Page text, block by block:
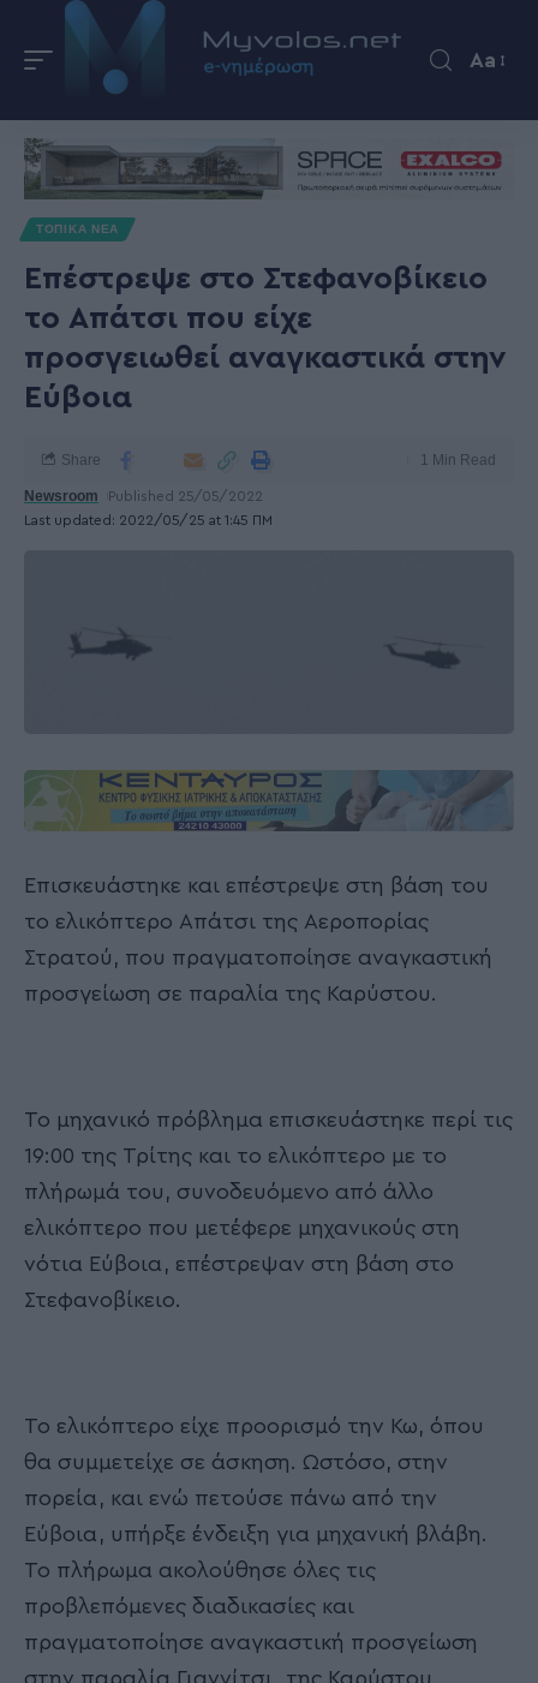
Aa
ΤΟΠΙΚΑ ΝΕΑ
Επέστρεψε στο Στεφανοβίκειο
το Απάτσι που είχε
προσγειωθεί αναγκαστικά στην
Εύβοια
Last updated: 2022/05/25 at 1:45 ΠΜ
Newsroom Published 25/05/2022
Share 1 Min Read
Επισκευάστηκε και επέστρεψε στη βάση του
το ελικόπτερο Απάτσι της Αεροπορίας
Στρατού, που πραγματοποίησε αναγκαστική
προσγείωση σε παραλία της Καρύστου.
Το μηχανικό πρόβλημα επισκευάστηκε περί τις
19:00 της Τρίτης και το ελικόπτερο με το
πλήρωμά του, συνοδευόμενο από άλλο
ελικόπτερο που μετέφερε μηχανικούς στη
νότια Εύβοια, επέστρεψαν στη βάση στο
Στεφανοβίκειο.
Το ελικόπτερο είχε προορισμό την Κω, όπου
θα συμμετείχε σε άσκηση. Ωστόσο, στην
πορεία, και ενώ πετούσε πάνω από την
Εύβοια, υπήρξε ένδειξη για μηχανική βλάβη.
Το πλήρωμα ακολούθησε όλες τις
προβλεπόμενες διαδικασίες και
πραγματοποίησε αναγκαστική προσγείωση
στην παραλία Γιαννίτσι, της Καρύστου.